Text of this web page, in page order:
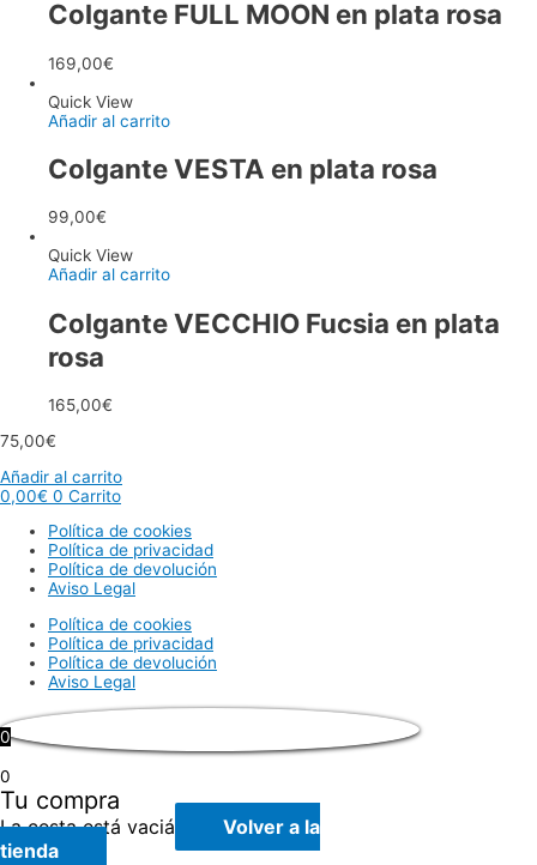
Colgante FULL MOON en plata rosa
169,00€
Quick View
Añadir al carrito
Colgante VESTA en plata rosa
99,00€
Quick View
Añadir al carrito
Colgante VECCHIO Fucsia en plata
rosa
165,00€
75,00€
Añadir al carrito
0,00€ 0 Carrito
Política de cookies
Política de privacidad
Política de devolución
Aviso Legal
Política de cookies
Política de privacidad
Política de devolución
Aviso Legal
0
0
Tu compra
La cesta está vaciá
Volver a la
tienda